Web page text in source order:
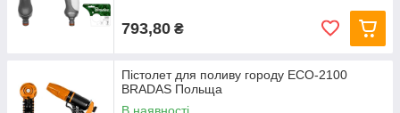
793,80 ₴
Пістолет для поливу городу ECO-2100
BRADAS Польща